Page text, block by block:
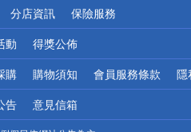
心！
分店資訊 保險服務
動 得獎公佈
購 購物須知 會員服務條款 隱
告 意見信箱